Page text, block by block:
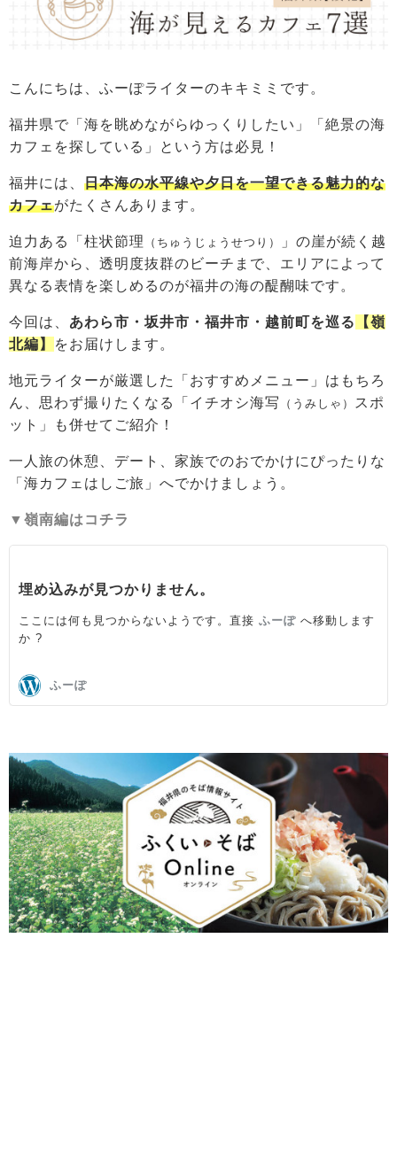
こんにちは、ふーぽライターのキキミミです。
福井県で「海を眺めながらゆっくりしたい」「絶景の海
カフェを探している」という方は必見！
福井には、 日本海の水平線や夕日を一望できる魅力的な
カフェがたくさんあります。
迫力ある「柱状節理 （ちゅうじょうせつり）
」の崖が続く越
前海岸から、透明度抜群のビーチまで、エリアによって
異なる表情を楽しめるのが福井の海の醍醐味です。
今回は、 あわら市・坂井市・福井市・越前町を巡る
【嶺
北編】
をお届けします。
地元ライターが厳選した「おすすめメニュー」はもちろ
ん、思わず撮りたくなる「イチオシ海写
（うみしゃ）
スポ
ット」も併せてご紹介！
一人旅の休憩、デート、家族でのおでかけにぴったりな
「海カフェはしご旅」へでかけましょう。
▼嶺南編はコチラ